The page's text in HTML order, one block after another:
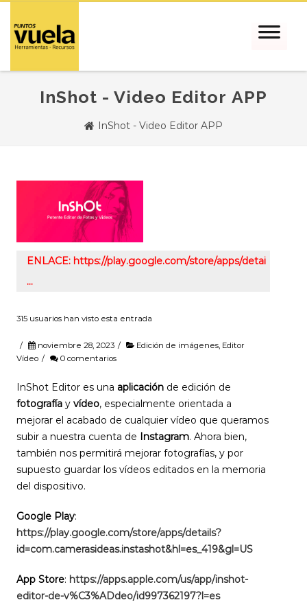
InShot - Video Editor APP
InShot - Video Editor APP
ENLACE: https://play.google.com/store/apps/detai
…
315 usuarios han visto esta entrada
/ noviembre 28, 2023 / Edición de imágenes, Editor
Vídeo / 0 comentarios
InShot Editor es una aplicación de edición de
fotografía y vídeo, especialmente orientada a
mejorar el acabado de cualquier vídeo que queramos
subir a nuestra cuenta de Instagram. Ahora bien,
también nos permitirá mejorar fotografías, y por
supuesto guardar los vídeos editados en la memoria
del dispositivo.
Google Play:
https://play.google.com/store/apps/details?
id=com.camerasideas.instashot&hl=es_419&gl=US
App Store: https://apps.apple.com/us/app/inshot-
editor-de-v%C3%ADdeo/id997362197?l=es